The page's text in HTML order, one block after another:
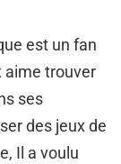
est un fan
aime trouver
ses
des jeux de
Il a voulu